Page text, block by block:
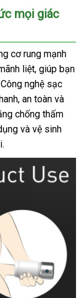
mọi giác
cơ rung mạnh
liệt, giúp bạn
nghệ sạc
an toàn và
chống thấm
và vệ sinh